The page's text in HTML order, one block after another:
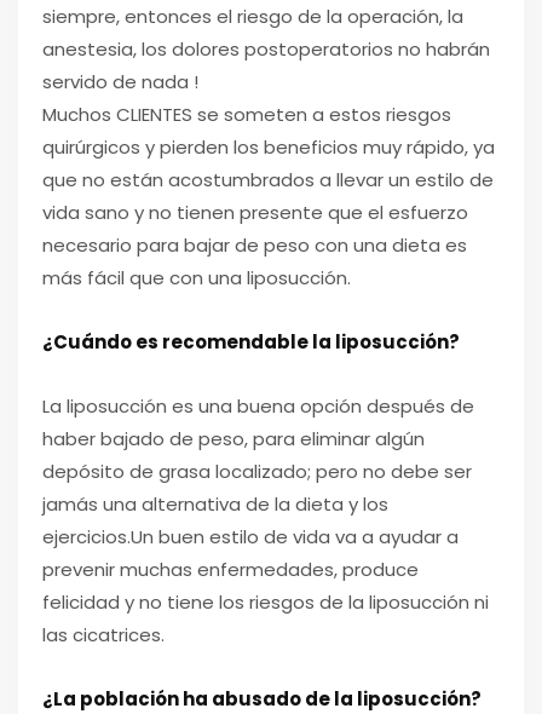
siempre, entonces el riesgo de la operación, la
anestesia, los dolores postoperatorios no habrán
servido de nada !
Muchos CLIENTES se someten a estos riesgos
quirúrgicos y pierden los beneficios muy rápido, ya
que no están acostumbrados a llevar un estilo de
vida sano y no tienen presente que el esfuerzo
necesario para bajar de peso con una dieta es
más fácil que con una liposucción.
¿Cuándo es recomendable la liposucción?
La liposucción es una buena opción después de
haber bajado de peso, para eliminar algún
depósito de grasa localizado; pero no debe ser
jamás una alternativa de la dieta y los
ejercicios.Un buen estilo de vida va a ayudar a
prevenir muchas enfermedades, produce
felicidad y no tiene los riesgos de la liposucción ni
las cicatrices.
¿La población ha abusado de la liposucción?